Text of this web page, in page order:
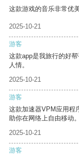
这款游戏的音乐非常优
2025-10-21
游客
这款app是我旅行的好
人情。
2025-10-21
游客
这款加速器VPM应用程
助你在网络上自由移动。
2025-10-21
游客